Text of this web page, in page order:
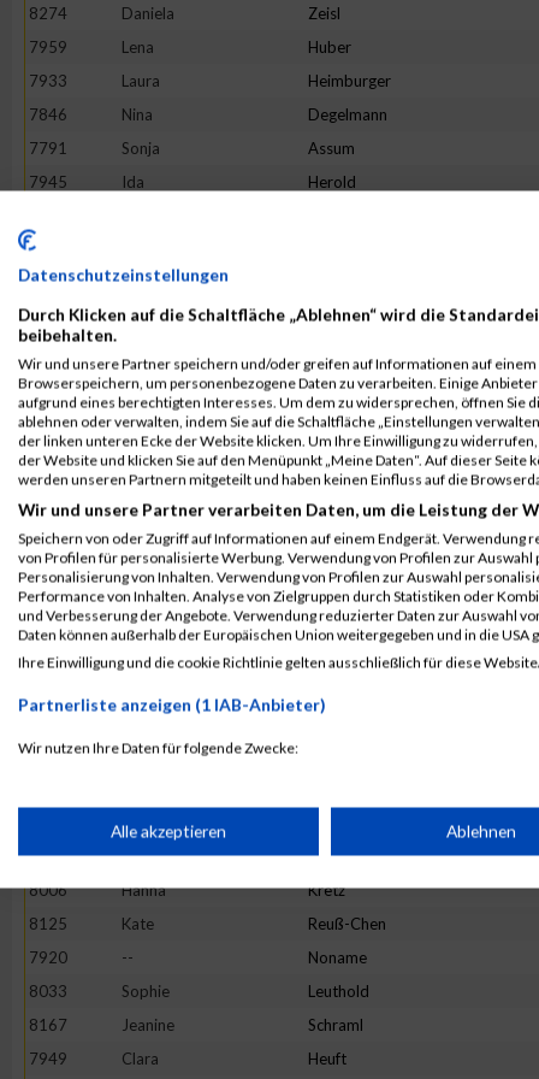
8274
Daniela Zeisl
7959
Lena Huber
7933
Laura Heimburger
7846
Nina Degelmann
7791
Sonja Assum
7945
Ida Herold
8258
7811
Ines
8097
Sina Ojo
8183
Julia Singer
8137
Maria Ruhl
7810
Sophia Bildstein
8093
Friederike Kerekes
7975
Larissa Kaltefleiter
7866
Kerstin Eiselbrecher
8095
Verena Oefele
8253
Stephanie Wellhöfer
8039
Claudia
7939
Vasiliki
Ramona
8135
Nicole Rother
8006
Hanna Kretz
8125
Kate Reuß-Chen
7920
-- Noname
8033
Sophie Leuthold
8167
Jeanine Schraml
7949
Clara Heuft
Datenschutzeinstellungen
Durch Klicken auf die Schaltfläche „Ablehnen“ wird die
beibehalten.
Wir und unsere Partner speichern und/oder greifen auf Informationen auf einem
Browserspeichern, um personenbezogene Daten zu verarbeiten. Einige
aufgrund eines berechtigten Interesses. Um dem zu widersprechen, öffnen Sie
ablehnen oder verwalten, indem Sie auf die Schaltfläche „Einstellungen
der linken unteren Ecke der Website klicken. Um Ihre Einwilligung zu
der Website und klicken Sie auf den Menüpunkt „Meine Daten“. Auf dieser
werden unseren Partnern mitgeteilt und haben keinen Einfluss auf die
Wir und unsere Partner verarbeiten Daten, um die Leistung der
Speichern von oder Zugriff auf Informationen auf einem Endgerät. Verwendung
von Profilen für personalisierte Werbung. Verwendung von Profilen zur
Personalisierung von Inhalten. Verwendung von Profilen zur Auswahl
Performance von Inhalten. Analyse von Zielgruppen durch Statistiken oder
und Verbesserung der Angebote. Verwendung reduzierter Daten zur Auswahl
Daten können außerhalb der Europäischen Union weitergegeben und in die USA
Ihre Einwilligung und die cookie Richtlinie gelten ausschließlich für diese
Partnerliste anzeigen (1 IAB-Anbieter)
Wir nutzen Ihre Daten für folgende Zwecke:
Speichern von oder Zugriff auf Informationen auf einem
Verwendung reduzierter Daten zur Auswahl von Werbeanzeigen
Verwendung von Profilen zur Auswahl personalisierter Werbung
Alle akzeptieren Ablehnen